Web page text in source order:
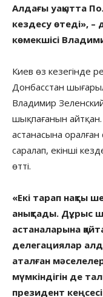
Алдағы уақытта
кездесу өтеді», –
көмекшісі
Киев өз кезегінде
Донбасстан
Владимир Зеленский
шықпағанын
астанасына
саралап, екінші
өтті.
«Екі тарап нақты
анықтады. Дұрыс
астаналарына
делегациялар
аталған
мүмкіндігін де
президент